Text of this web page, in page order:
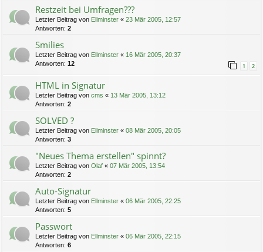
Restzeit bei Umfragen???
Letzter Beitrag von Ellminster « 23 Mär 2005, 12:57
Antworten: 2
Smilies
Letzter Beitrag von Ellminster « 16 Mär 2005, 20:37
Antworten: 12 1 2
HTML in Signatur
Letzter Beitrag von cms « 13 Mär 2005, 13:12
Antworten: 2
SOLVED ?
Letzter Beitrag von Ellminster « 08 Mär 2005, 20:05
Antworten: 3
"Neues Thema erstellen" spinnt?
Letzter Beitrag von Olaf « 07 Mär 2005, 13:54
Antworten: 2
Auto-Signatur
Letzter Beitrag von Ellminster « 06 Mär 2005, 22:25
Antworten: 5
Passwort
Letzter Beitrag von Ellminster « 06 Mär 2005, 22:15
Antworten: 6